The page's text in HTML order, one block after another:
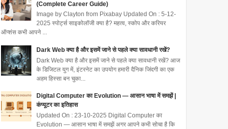
(Complete Career Guide)
Image by Clayton from Pixabay Updated On : 5-12-
2025 स्पोर्ट्स साइकोलॉजी क्या है? महत्व, स्कोप और करियर
ऑप्शंस कभी आपने ...
Dark Web क्या है और इसमें जाने से पहले क्या सावधानी रखें?
Dark Web क्या है और इसमें जाने से पहले क्या सावधानी रखें? आज
के डिजिटल युग में, इंटरनेट का उपयोग हमारी दैनिक जिंदगी का एक
अहम हिस्सा बन चुका...
Digital Computer का Evolution — आसान भाषा में समझें |
कंप्यूटर का इतिहास
Updated On : 23-10-2025 Digital Computer का
Evolution — आसान भाषा में समझें अगर आपने कभी सोचा है कि